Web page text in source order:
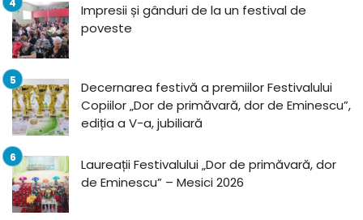
Impresii și gânduri de la un festival de
poveste
Decernarea festivă a premiilor Festivalului
Copiilor „Dor de primăvară, dor de Eminescu”,
ediția a V-a, jubiliară
Laureații Festivalului „Dor de primăvară, dor
de Eminescu” – Mesici 2026